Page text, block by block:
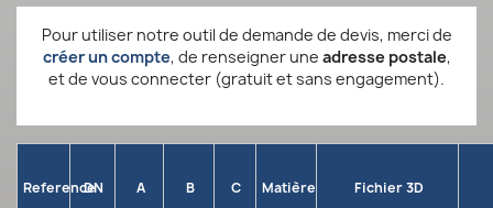
Pour utiliser notre outil de demande de devis, merci de
créer un compte, de renseigner une adresse postale,
et de vous connecter (gratuit et sans engagement).
Reference
DN A B C Matière Fichier 3D